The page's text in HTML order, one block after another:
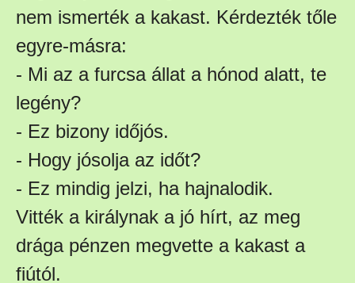
nem ismerték a kakast. Kérdezték tőle
egyre-másra:
- Mi az a furcsa állat a hónod alatt, te
legény?
- Ez bizony időjós.
- Hogy jósolja az időt?
- Ez mindig jelzi, ha hajnalodik.
Vitték a királynak a jó hírt, az meg
drága pénzen megvette a kakast a
fiútól.